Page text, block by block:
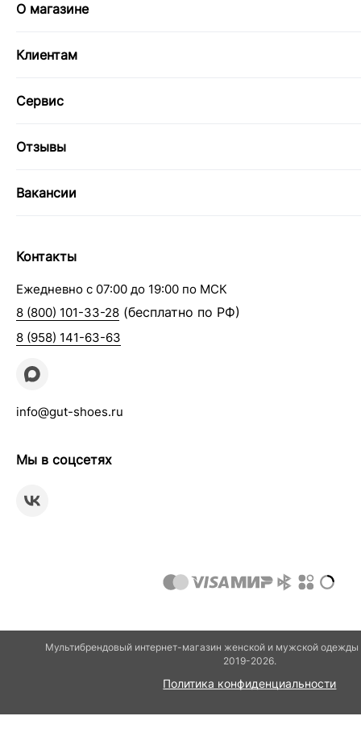
О магазине
Клиентам
Сервис
Отзывы
Вакансии
Контакты
Ежедневно с 07:00 до 19:00 по МСК
8 (800) 101-33-28 (бесплатно по РФ)
8 (958) 141-63-63
info@gut-shoes.ru
Мы в соцсетях
Мультибрендовый интернет-магазин женской и мужской
2019-2026.
Политика конфиденциальности